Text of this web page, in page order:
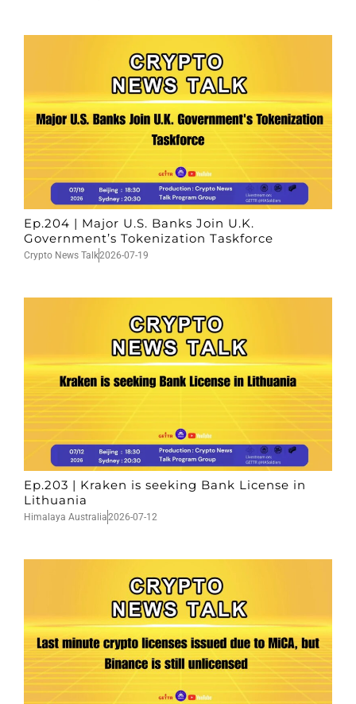
Ep.204 | Major U.S. Banks Join U.K.
Government’s Tokenization Taskforce
Crypto News Talk2026-07-19
Ep.203 | Kraken is seeking Bank License in
Lithuania
Himalaya Australia2026-07-12